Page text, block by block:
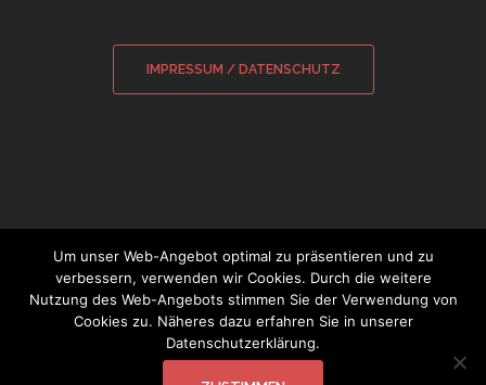
IMPRESSUM / DATENSCHUTZ
© 2026 Sebastian Wamsiedler|
Glockensachverständiger
Um unser Web-Angebot optimal zu präsentieren und zu
verbessern, verwenden wir Cookies. Durch die weitere
Nutzung des Web-Angebots stimmen Sie der Verwendung von
Cookies zu. Näheres dazu erfahren Sie in unserer
Datenschutzerklärung.